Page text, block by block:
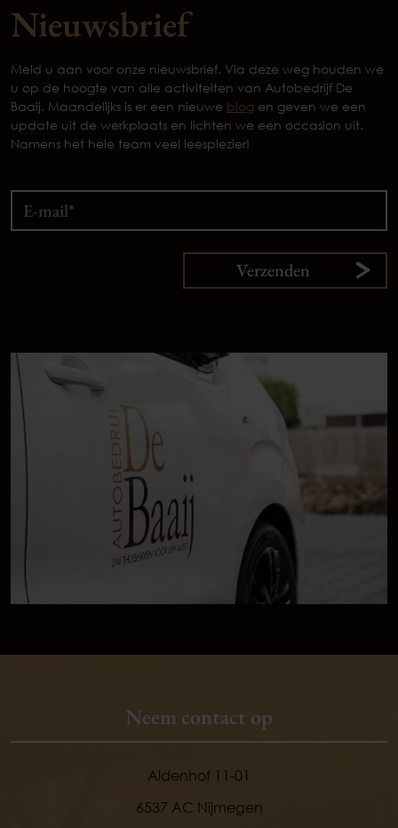
Nieuwsbrief
Meld u aan voor onze nieuwsbrief. Via deze weg houden we
u op de hoogte van alle activiteiten van Autobedrijf De
Baaij. Maandelijks is er een nieuwe blog en geven we een
update uit de werkplaats en lichten we een occasion uit.
Namens het hele team veel leesplezier!
Verzenden
Neem contact op
Aldenhof 11-01
6537 AC Nijmegen